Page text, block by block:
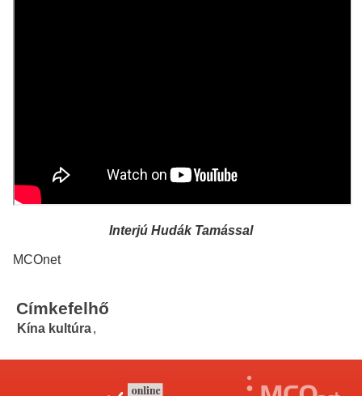
Interjú Hudák Tamással
MCOnet
Címkefelhő
Kína kultúra,